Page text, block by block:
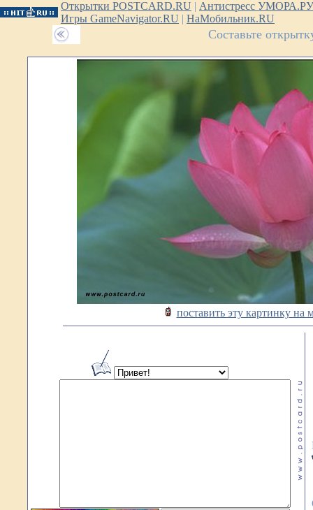
Открытки POSTCARD.RU | Антистресс УМОРА.РУ
Игры GameNavigator.RU | НаМобильник.RU
Составьте
поставить эту картинку на